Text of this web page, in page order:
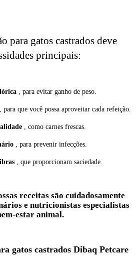
para gatos castrados deve
principais:
, para evitar ganho de peso.
que você possa aproveitar cada refeição.
, como carnes frescas.
, para prevenir infecções.
, que proporcionam saciedade.
receitas são cuidadosamente
e nutricionistas especialistas
estar animal.
gatos castrados Dibaq Petcare